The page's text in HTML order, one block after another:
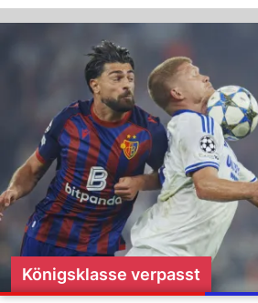
Königsklasse verpasst